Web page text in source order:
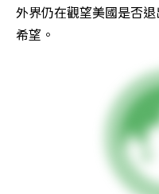
外界仍在觀望美國是否
希望。